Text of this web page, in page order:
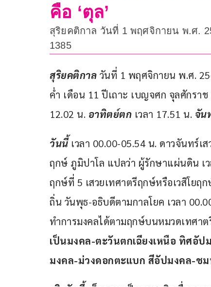
คือ ‘ตุล’
สุริยคติกาล วันที่ 1 พฤศจิกายน พ.ศ.
1385
สุริยคติกาล วันที่ 1 พฤศจิกายน พ.ศ.
ค่ำ เดือน 11 ปีเถาะ เบญจศก จุลศักราช
12.02 น. อาทิตย์ตก เวลา 17.51 น. จัน
วันนี้ เวลา 00.00-05.54 น. ดาวจันทร์
ฤกษ์ ภูมิปาโล แปลว่า ผู้รักษาแผ่นดิน เ
ฤกษ์ที่ 5 เสวยเทศาตรีฤกษ์หรือเวสิโย
ถิ่น วันพุธ-อธิบดีตามกาลโยค เวลา
ทำการมงคลได้ตามฤกษ์บนหมวดเทศา
เป็นมงคล-ตะวันตกเฉียงเหนือ ทิศอัป
มงคล-ม่วงดอกตะแบก สีอัปมงคล-ช